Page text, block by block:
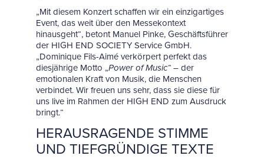
„Mit diesem Konzert schaffen wir ein einzigartiges
Event, das weit über den Messekontext
hinausgeht“, betont Manuel Pinke, Geschäftsführer
der HIGH END SOCIETY Service GmbH.
„Dominique Fils-Aimé verkörpert perfekt das
diesjährige Motto „Power of Music“– der
emotionalen Kraft von Musik, die Menschen
verbindet. Wir freuen uns sehr, dass sie diese für
uns live im Rahmen der HIGH END zum Ausdruck
bringt.“
HERAUSRAGENDE STIMME
UND TIEFGRÜNDIGE TEXTE